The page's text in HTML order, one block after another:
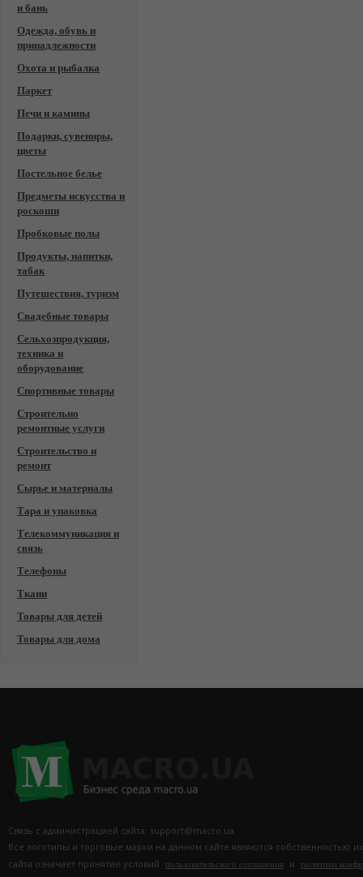
и бань
Одежда, обувь и
принадлежности
Охота и рыбалка
Паркет
Печи и камины
Подарки, сувениры,
цветы
Постельное белье
Предметы искусства и
роскоши
Пробковые полы
Продукты, напитки,
табак
Путешествия, туризм
Свадебные товары
Сельхозпродукция,
техника и
оборудование
Спортивные товары
Строительно
ремонтные услуги
Строительство и
ремонт
Сырье и материалы
Тара и упаковка
Телекоммуникация и
связь
Телефоны
Ткани
Товары для детей
Товары для дома
Связь с администрацией сайта: support@macro.ua.
Все логотипы и торговые марки на данном сайте являются собственностью
сайта означает принятие условий
пользовательского соглашения и политики